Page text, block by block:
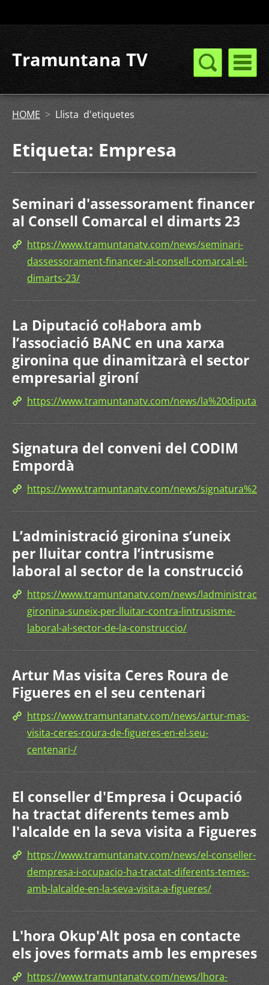
Tramuntana TV
HOME > Llista d'etiquetes
Etiqueta: Empresa
Seminari d'assessorament financer
al Consell Comarcal el dimarts 23
https://www.tramuntanatv.com/news/seminari-
dassessorament-financer-al-consell-comarcal-el-
dimarts-23/
La Diputació col·labora amb
l’associació BANC en una xarxa
gironina que dinamitzarà el sector
empresarial gironí
https://www.tramuntanatv.com/news/
Signatura del conveni del CODIM
Empordà
https://www.tramuntanatv.com/news/
L’administració gironina s’uneix
per lluitar contra l’intrusisme
laboral al sector de la construcció
https://www.tramuntanatv.com/news/ladministracio-
gironina-suneix-per-lluitar-contra-lintrusisme-
laboral-al-sector-de-la-construccio/
Artur Mas visita Ceres Roura de
Figueres en el seu centenari
https://www.tramuntanatv.com/news/artur-mas-
visita-ceres-roura-de-figueres-en-el-seu-
centenari-/
El conseller d'Empresa i Ocupació
ha tractat diferents temes amb
l'alcalde en la seva visita a Figueres
https://www.tramuntanatv.com/news/el-conseller-
dempresa-i-ocupacio-ha-tractat-diferents-temes-
amb-lalcalde-en-la-seva-visita-a-figueres/
L'hora Okup'Alt posa en contacte
els joves formats amb les empreses
https://www.tramuntanatv.com/news/lhora-